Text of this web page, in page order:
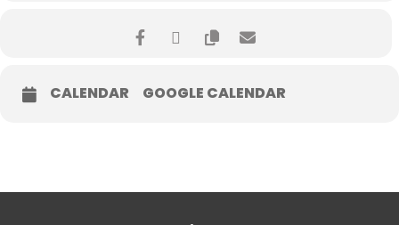
CALENDAR GOOGLE CALENDAR